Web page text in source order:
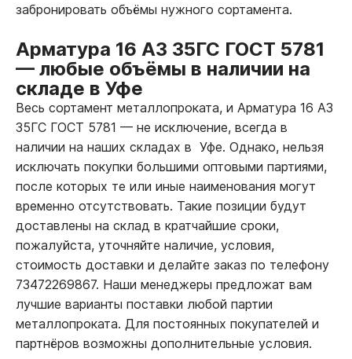
забронировать объёмы нужного сортамента.
Арматура 16 А3 35ГС ГОСТ 5781
— любые объёмы в наличии на
складе в Уфе
Весь сортамент металлопроката, и Арматура 16 А3
35ГС ГОСТ 5781 — не исключение, всегда в
наличии на наших складах в Уфе. Однако, нельзя
исключать покупки большими оптовыми партиями,
после которых те или иные наименования могут
временно отсутствовать. Такие позиции будут
доставлены на склад в кратчайшие сроки,
пожалуйста, уточняйте наличие, условия,
стоимость доставки и делайте заказ по телефону
73472269867. Наши менеджеры предложат вам
лучшие варианты поставки любой партии
металлопроката. Для постоянных покупателей и
партнёров возможны дополнительные условия.